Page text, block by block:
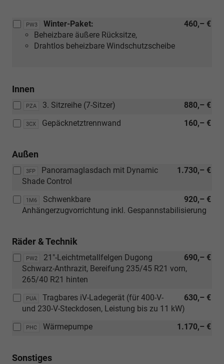
PW3 460,– €
Winter-Paket:
Beheizbare äußere Rücksitze,
Drahtlos beheizbare Windschutzscheibe
Innen
PZA 880,– €
3. Sitzreihe (7-Sitzer)
3CX 160,– €
Gepäcknetztrennwand
Außen
3FP 1.730,– €
Panoramaglasdach mit Dynamic
Shade Control
1M6 920,– €
Schwenkbare
Anhängerzugvorrichtung inkl. Gespannstabilisierung
Räder & Technik
PW2 690,– €
21"-Leichtmetallfelgen Dugong
Schwarz-Anthrazit, Bereifung 235/45 R21 vorn,
265/40 R21 hinten
PUA 630,– €
Tragbares iV-Ladegerät (für 400-V-
und 230-V-Steckdosen, Leistung bis zu 11 kW)
PHC 1.170,– €
Wärmepumpe
Sonstiges